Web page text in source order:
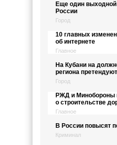
Еще один выходной
России
Город
10 главных
об интернете
Главное
На Кубани на
региона
Город
РЖД и Минобороны
о строительстве
Главное
В России повысят
Криминал